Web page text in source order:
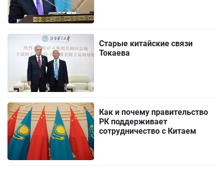
Старые китайские связи
Токаева
Как и почему правительство
РК поддерживает
сотрудничество с Китаем